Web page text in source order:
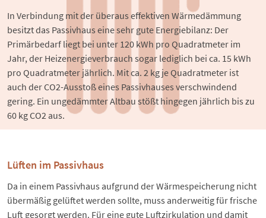
In Verbindung mit der überaus effektiven Wärmedämmung
besitzt das Passivhaus eine sehr gute Energiebilanz: Der
Primärbedarf liegt bei unter 120 kWh pro Quadratmeter im
Jahr, der Heizenergieverbrauch sogar lediglich bei ca. 15 kWh
pro Quadratmeter jährlich. Mit ca. 2 kg je Quadratmeter ist
auch der CO2-Ausstoß eines Passivhauses verschwindend
gering. Ein ungedämmter Altbau stößt hingegen jährlich bis zu
60 kg CO2 aus.
Lüften im Passivhaus
Da in einem Passivhaus aufgrund der Wärmespeicherung nicht
übermäßig gelüftet werden sollte, muss anderweitig für frische
Luft gesorgt werden. Für eine gute Luftzirkulation und damit